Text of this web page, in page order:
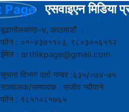
एसवाइएन मिडिया
बूढानीलकण्ठ–४, काठमाडौं ।
फोन : ०१–४३७११०३, ९८०३०५६५१२
ईमेल : arthikpage@gmail.com
सूचना विभाग दर्ता नम्बर :६३५/०७४-७५
सञ्चालक/सम्पादक : संजीव न्यौपाने
फोन : ९८५१०८५७६५